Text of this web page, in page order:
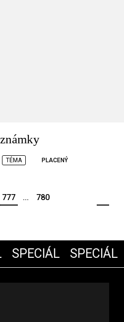
TÉMA PLACENÝ
777 ... 780
SPECIÁL SPECIÁL